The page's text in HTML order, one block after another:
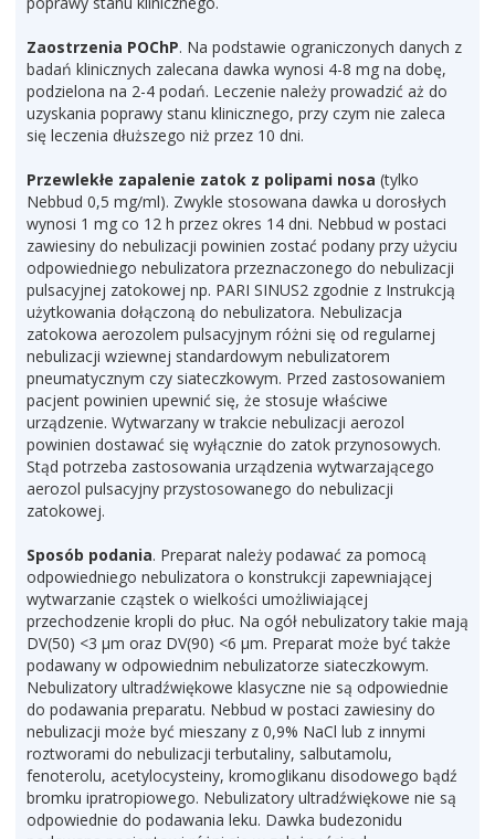
Zaostrzenia POChP. Na podstawie ograniczonych danych z
badań klinicznych zalecana dawka wynosi 4-8 mg na dobę,
podzielona na 2-4 podań. Leczenie należy prowadzić aż do
uzyskania poprawy stanu klinicznego, przy czym nie zaleca
się leczenia dłuższego niż przez 10 dni.
Przewlekłe zapalenie zatok z polipami nosa (tylko
Nebbud 0,5 mg/ml). Zwykle stosowana dawka u dorosłych
wynosi 1 mg co 12 h przez okres 14 dni. Nebbud w postaci
zawiesiny do nebulizacji powinien zostać podany przy użyciu
odpowiedniego nebulizatora przeznaczonego do nebulizacji
pulsacyjnej zatokowej np. PARI SINUS2 zgodnie z Instrukcją
użytkowania dołączoną do nebulizatora. Nebulizacja
zatokowa aerozolem pulsacyjnym różni się od regularnej
nebulizacji wziewnej standardowym nebulizatorem
pneumatycznym czy siateczkowym. Przed zastosowaniem
pacjent powinien upewnić się, że stosuje właściwe
urządzenie. Wytwarzany w trakcie nebulizacji aerozol
powinien dostawać się wyłącznie do zatok przynosowych.
Stąd potrzeba zastosowania urządzenia wytwarzającego
aerozol pulsacyjny przystosowanego do nebulizacji
zatokowej.
Sposób podania. Preparat należy podawać za pomocą
odpowiedniego nebulizatora o konstrukcji zapewniającej
wytwarzanie cząstek o wielkości umożliwiającej
przechodzenie kropli do płuc. Na ogół nebulizatory takie mają
DV(50) <3 µm oraz DV(90) <6 µm. Preparat może być także
podawany w odpowiednim nebulizatorze siateczkowym.
Nebulizatory ultradźwiękowe klasyczne nie są odpowiednie
do podawania preparatu. Nebbud w postaci zawiesiny do
nebulizacji może być mieszany z 0,9% NaCl lub z innymi
roztworami do nebulizacji terbutaliny, salbutamolu,
fenoterolu, acetylocysteiny, kromoglikanu disodowego bądź
bromku ipratropiowego. Nebulizatory ultradźwiękowe nie są
odpowiednie do podawania leku. Dawka budezonidu